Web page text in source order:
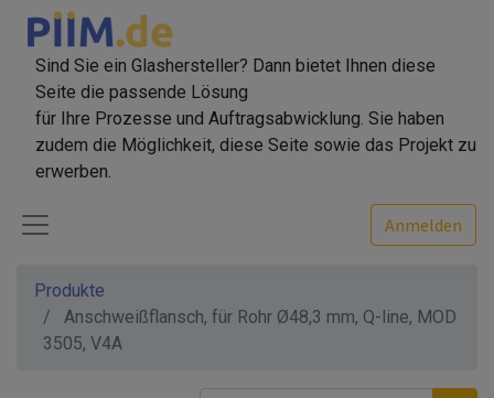
Sind Sie ein Glashersteller? Dann bietet Ihnen diese
Seite die passende Lösung
für Ihre Prozesse und Auftragsabwicklung. Sie haben
zudem die Möglichkeit, diese Seite sowie das Projekt zu
erwerben.
Anmelden
Produkte
Anschweißflansch, für Rohr Ø48,3 mm, Q-line, MOD
3505, V4A